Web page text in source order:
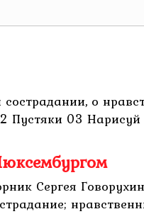
о
Пустяки 03
Сергея